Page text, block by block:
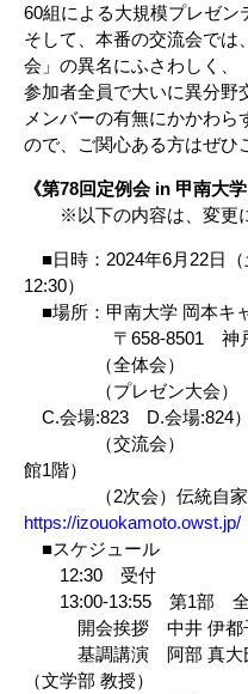
60組による大規模プレゼン
そして、本番の交流会では
会」の異名にふさわしく、
参加者全員で大いに異分野
メンバーの有無にかかわ
ので、ご関心ある方はぜひ
《第78回定例会 in 甲南大
※以下の内容は、変更に
■日時：2024年6月22日
12:30）
■場所：甲南大学 岡本キ
〒658-8501 神戸市
（全体会） 8号館
（プレゼン大会） 8
C.会場:823 D.会場:824）
（交流会）
館1階）
（2次会）伝統自家
https://izouokamoto.owst.jp/
■スケジュール
12:30 受付
13:00-13:55 第1部 全
開会挨拶 中井 伊都
基調講演 阿部 真大氏
（文学部 教授）